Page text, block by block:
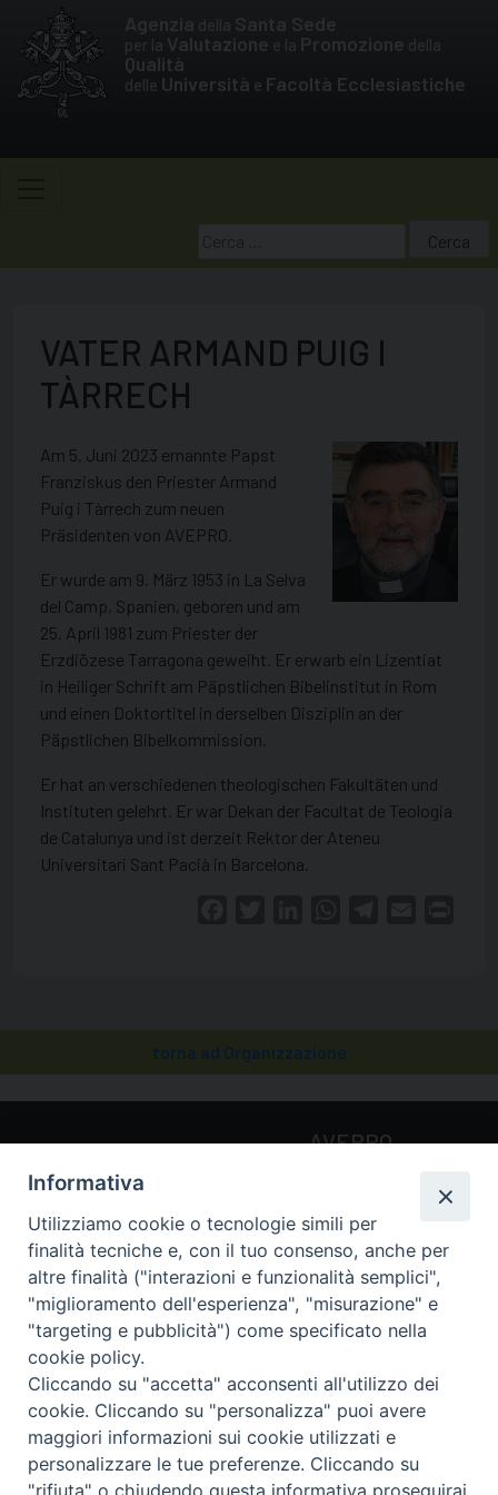
content
per la Valutazione e la Promozione della
Qualità
delle Università e Facoltà Ecclesiastiche
per:
VATER ARMAND PUIG I
TÀRRECH
Am 5. Juni 2023 ernannte Papst
Franziskus den Priester Armand
Puig i Tàrrech zum neuen
Präsidenten von AVEPRO.
Er wurde am 9. März 1953 in La Selva
del Camp, Spanien, geboren und am
25. April 1981 zum Priester der
Erzdiözese Tarragona geweiht. Er erwarb ein Lizentiat
in Heiliger Schrift am Päpstlichen Bibelinstitut in Rom
und einen Doktortitel in derselben Disziplin an der
Päpstlichen Bibelkommission.
Er hat an verschiedenen theologischen Fakultäten und
Instituten gelehrt. Er war Dekan der Facultat de Teologia
de Catalunya und ist derzeit Rektor der Ateneu
Universitari Sant Pacià in Barcelona.
torna ad Organizzazione
AVEPRO
per la Valutazione e la
Promozione della Qualità
delle Università e Facoltà
Ecclesiastiche
Via della Conciliazione, 5
Tel.: 0039 06 69884034 /
0039 06 69885211
Email: avepro@avepro.va
Informativa
Utilizziamo cookie o tecnologie simili per
finalità tecniche e, con il tuo consenso, anche per
altre finalità ("interazioni e funzionalità semplici",
"miglioramento dell'esperienza", "misurazione" e
"targeting e pubblicità") come specificato nella
cookie policy.
Cliccando su "accetta" acconsenti all'utilizzo dei
cookie. Cliccando su "personalizza" puoi avere
maggiori informazioni sui cookie utilizzati e
personalizzare le tue preferenze. Cliccando su